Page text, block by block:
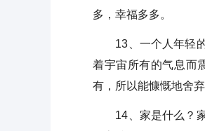
多，幸福多多。
13、一个人年轻的
着宇宙所有的气息而
有，所以能慷慨地舍弃
14、家是什么？家